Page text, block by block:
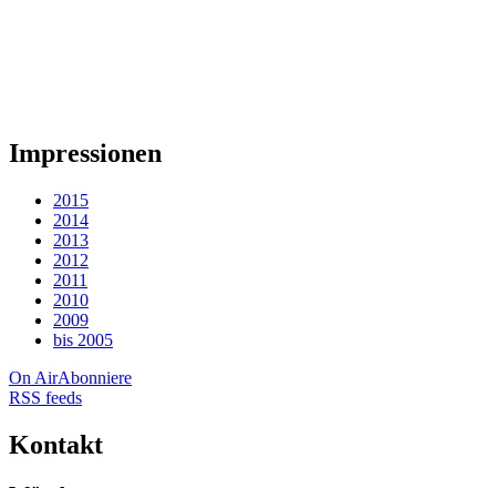
Impressionen
2015
2014
2013
2012
2011
2010
2009
bis 2005
On AirAbonniere
RSS feeds
Kontakt